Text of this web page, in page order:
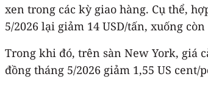
xen trong các kỳ giao hàng. Cụ thể,
5/2026 lại giảm 14 USD/tấn, xuống còn
Trong khi đó, trên sàn New York, giá
đồng tháng 5/2026 giảm 1,55 US cent/